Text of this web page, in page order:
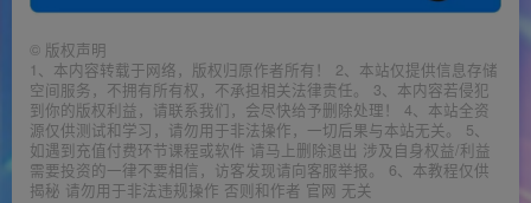
© 版权声明
1、本内容转载于网络，版权归原作者所有！ 2、本站仅提供信息存储
空间服务，不拥有所有权，不承担相关法律责任。 3、本内容若侵犯
到你的版权利益，请联系我们，会尽快给予删除处理！ 4、本站全资
源仅供测试和学习，请勿用于非法操作，一切后果与本站无关。 5、
如遇到充值付费环节课程或软件 请马上删除退出 涉及自身权益/利益
需要投资的一律不要相信，访客发现请向客服举报。 6、本教程仅供
揭秘 请勿用于非法违规操作 否则和作者 官网 无关